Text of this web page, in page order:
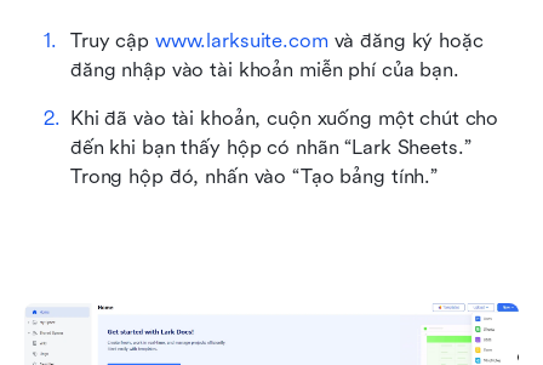
Truy cập www.larksuite.com và đăng ký hoặc
đăng nhập vào tài khoản miễn phí của bạn.
Khi đã vào tài khoản, cuộn xuống một chút cho
đến khi bạn thấy hộp có nhãn “Lark Sheets.”
Trong hộp đó, nhấn vào “Tạo bảng tính.”